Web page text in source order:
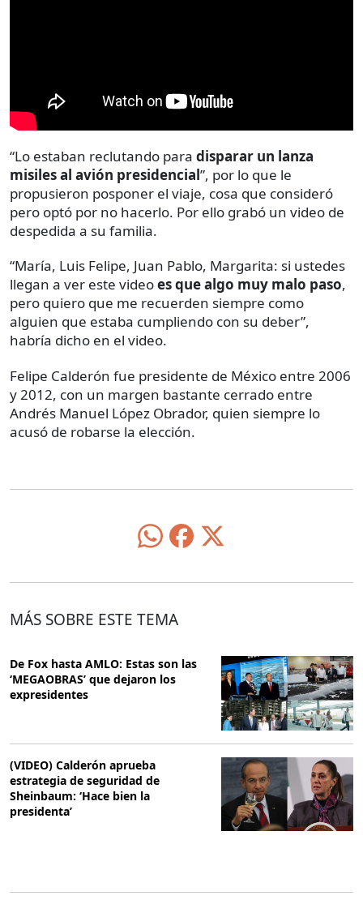
“Lo estaban reclutando para disparar un lanza
misiles al avión presidencial”, por lo que le
propusieron posponer el viaje, cosa que consideró
pero optó por no hacerlo. Por ello grabó un video de
despedida a su familia.
“María, Luis Felipe, Juan Pablo, Margarita: si ustedes
llegan a ver este videoes que algo muy malo paso,
pero quiero que me recuerden siempre como
alguien que estaba cumpliendo con su deber”,
habría dicho en el video.
Felipe Calderón fue presidente de México entre 2006
y 2012, con un margen bastante cerrado entre
Andrés Manuel López Obrador, quien siempre lo
acusó de robarse la elección.
MÁS SOBRE ESTE TEMA
De Fox hasta AMLO: Estas son las
‘MEGAOBRAS’ que dejaron los
expresidentes
(VIDEO) Calderón aprueba
estrategia de seguridad de
Sheinbaum: ‘Hace bien la
presidenta’